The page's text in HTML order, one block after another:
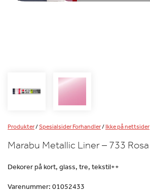
Produkter/Spesialsider Forhandler/Ikke på nettsider
Marabu Metallic Liner – 733 Rosa
Dekorer på kort, glass, tre, tekstil++
Varenummer: 01052433